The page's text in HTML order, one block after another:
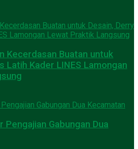
Kecerdasan Buatan untuk
Latih Kader LINES Lamongan
Pengajian Gabungan Dua